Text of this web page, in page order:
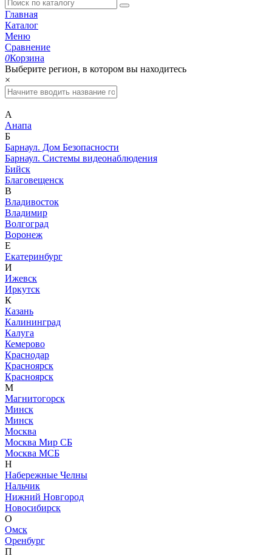
Главная
Каталог
Меню
Сравнение
0Корзина
Выберите регион, в котором вы находитесь
×
А
Анапа
Б
Барнаул. Дом Безопасности
Барнаул. Системы видеонаблюдения
Бийск
Благовещенск
В
Владивосток
Владимир
Волгоград
Воронеж
Е
Екатеринбург
И
Ижевск
Иркутск
К
Казань
Калининград
Калуга
Кемерово
Краснодар
Красноярск
Красноярск
М
Магнитогорск
Минск
Минск
Москва
Москва Мир СБ
Москва МСБ
Н
Набережные Челны
Нальчик
Нижний Новгород
Новосибирск
О
Омск
Оренбург
П